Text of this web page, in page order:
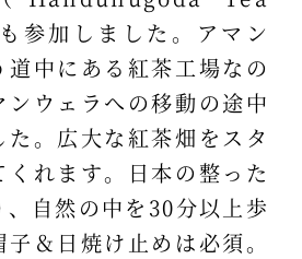
参加しました。アマン
道中にある紅茶工場なの
ンウェラへの移動の途中
。広大な紅茶畑をスタ
くれます。日本の整った
自然の中を30分以上歩
＆日焼け止めは必須。